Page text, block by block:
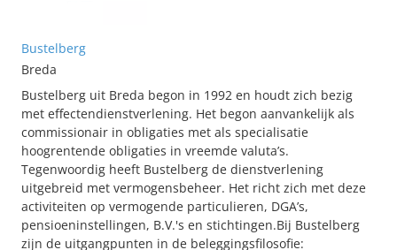
Bustelberg
Breda
Bustelberg uit Breda begon in 1992 en houdt zich bezig
met effectendienstverlening. Het begon aanvankelijk als
commissionair in obligaties met als specialisatie
hoogrentende obligaties in vreemde valuta’s.
Tegenwoordig heeft Bustelberg de dienstverlening
uitgebreid met vermogensbeheer. Het richt zich met deze
activiteiten op vermogende particulieren, DGA’s,
pensioeninstellingen, B.V.'s en stichtingen.Bij Bustelberg
zijn de uitgangpunten in de beleggingsfilosofie: